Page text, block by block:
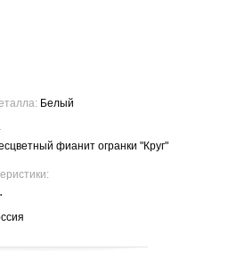
Белый
фианит огранки "Круг"